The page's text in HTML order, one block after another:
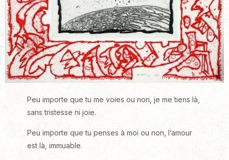
Peu importe que tu me voies ou non, je me tiens là,
sans tristesse ni joie.
Peu importe que tu penses à moi ou non, l’amour
est là, immuable.